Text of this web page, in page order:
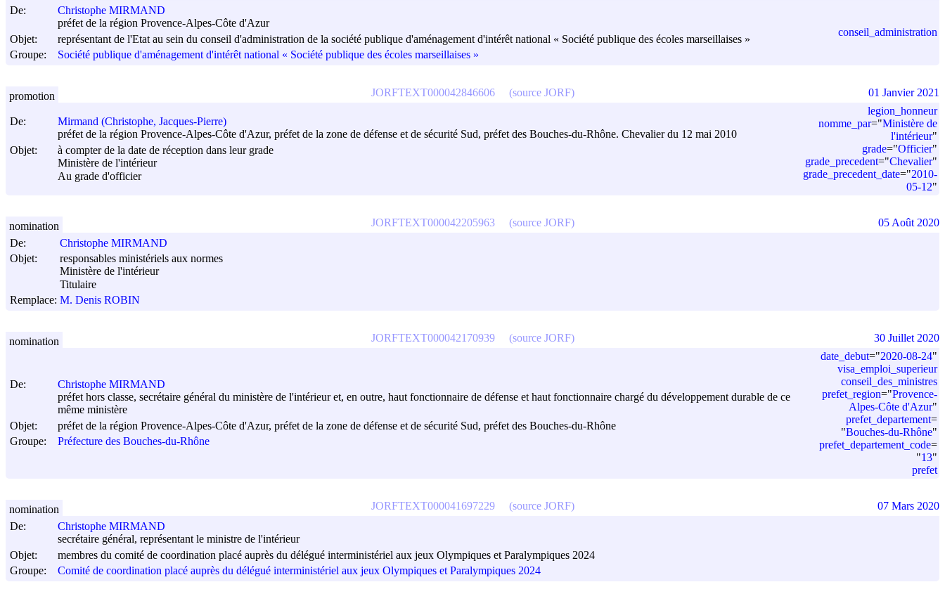
De:
Christophe MIRMAND
préfet de la région Provence-Alpes-Côte d'Azur
Objet:
représentant de l'Etat au sein du conseil d'administration de la société publique d'aménagement d'intérêt national « Société publique des écoles marseillaises »
Groupe:
Société publique d'aménagement d'intérêt national « Société publique des écoles marseillaises »
conseil_administration
De:
Mirmand (Christophe, Jacques-Pierre)
préfet de la région Provence-Alpes-Côte d'Azur, préfet de la zone de défense et de sécurité Sud, préfet des Bouches-du-Rhône. Chevalier du 12 mai 2010
Objet:
à compter de la date de réception dans leur grade
Ministère de l'intérieur
Au grade d'officier
legion_honneur
nomme_par="Ministère de
l'intérieur"
grade="Officier"
grade_precedent="Chevalier"
grade_precedent_date="2010-
05-12"
JORFTEXT000042846606 (source JORF)
promotion 01 Janvier 2021
De:
Christophe MIRMAND
Objet:
responsables ministériels aux normes
Ministère de l'intérieur
Titulaire
Remplace: M. Denis ROBIN
JORFTEXT000042205963 (source JORF)
nomination 05 Août 2020
De:
Christophe MIRMAND
préfet hors classe, secrétaire général du ministère de l'intérieur et, en outre, haut fonctionnaire de défense et haut fonctionnaire chargé du développement durable de ce
même ministère
Objet:
préfet de la région Provence-Alpes-Côte d'Azur, préfet de la zone de défense et de sécurité Sud, préfet des Bouches-du-Rhône
Groupe:
Préfecture des Bouches-du-Rhône
date_debut="2020-08-24"
visa_emploi_superieur
conseil_des_ministres
prefet_region="Provence-
Alpes-Côte d'Azur"
prefet_departement=
"Bouches-du-Rhône"
prefet_departement_code=
"13"
prefet
JORFTEXT000042170939 (source JORF)
nomination 30 Juillet 2020
De:
Christophe MIRMAND
secrétaire général, représentant le ministre de l'intérieur
Objet:
membres du comité de coordination placé auprès du délégué interministériel aux jeux Olympiques et Paralympiques 2024
Groupe:
Comité de coordination placé auprès du délégué interministériel aux jeux Olympiques et Paralympiques 2024
JORFTEXT000041697229 (source JORF)
nomination 07 Mars 2020